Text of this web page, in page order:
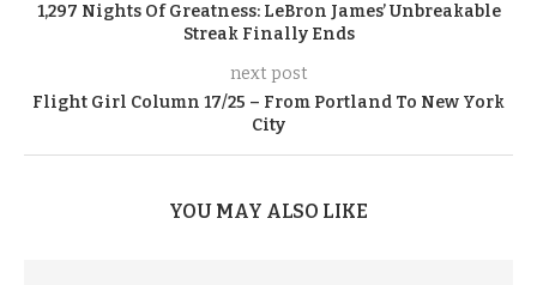
1,297 Nights Of Greatness: LeBron James’ Unbreakable
Streak Finally Ends
next post
Flight Girl Column 17/25 – From Portland To New York
City
YOU MAY ALSO LIKE